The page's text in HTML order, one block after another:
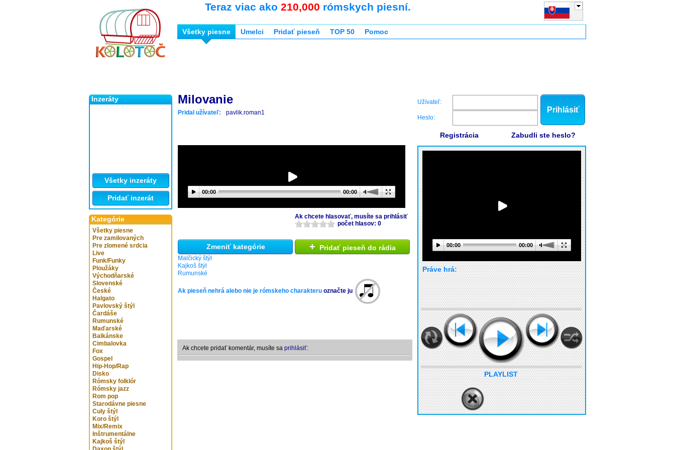
Inzeráty
Všetky inzeráty
Pridať inzerát
Kategórie
Všetky piesne
Pre zamilovaných
Pre zlomené srdcia
Live
Funk/Funky
Ploužáky
Východňarské
Slovenské
České
Halgato
Pavlovský štýl
Čardáše
Rumunské
Maďarské
Balkánske
Cimbalovka
Fox
Gospel
Hip-Hop/Rap
Disko
Rómsky folklór
Rómsky jazz
Rom pop
Starodávne piesne
Culy štýl
Koro štýl
Mix/Remix
Inštrumentálne
Kajkoš štýl
Teraz viac ako 210,000 rómskych piesní.
Všetky piesne Umelci Pridať pieseň TOP 50 Pomoc
Milovanie
Pridal užívateľ: pavlik.roman1
00:00 00:00
Ak chcete hlasovať, musíte sa prihlásiť
počet hlasov: 0
Zmeniť kategórie
Malčický štýl
Kajkoš štýl
Rumunské
+ Pridať pieseň do rádia
Ak pieseň nehrá alebo nie je rómskeho charakteru označte ju
Ak chcete pridať komentár, musíte sa prihlásiť:
Užívateľ:
Heslo:
Prihlásiť
Registrácia Zabudli ste heslo?
00:00 00:00
Práve hrá:
PLAYLIST